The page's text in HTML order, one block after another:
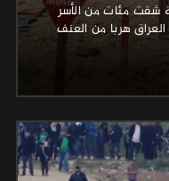
شقت مئات من الأسر
هربا من العنف